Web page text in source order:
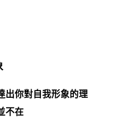
出你對自我形象的理
不在